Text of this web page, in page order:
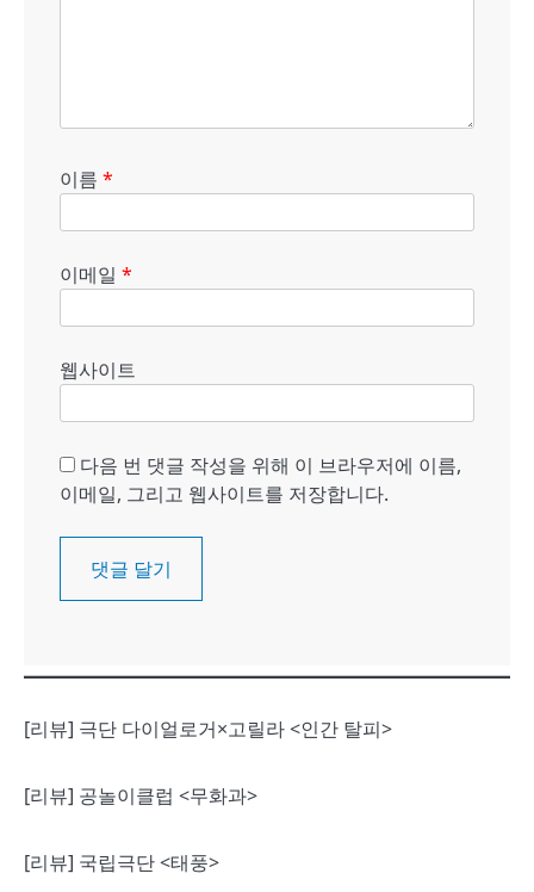
이름 *
이메일 *
웹사이트
다음 번 댓글 작성을 위해 이 브라우저에 이름,
이메일, 그리고 웹사이트를 저장합니다.
[리뷰] 극단 다이얼로거×고릴라 <인간 탈피>
[리뷰] 공놀이클럽 <무화과>
[리뷰] 국립극단 <태풍>